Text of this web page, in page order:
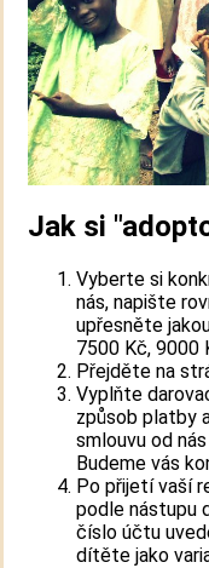
Jak si
Vyberte si
nás, napište
upřesněte
7500 Kč, 9000
Přejděte na
Vyplňte
způsob platby
smlouvu od
Budeme vás
Po přijetí vaší
podle nástupu
číslo účtu
dítěte jako